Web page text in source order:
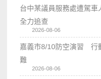
台中某議員服務處遭駕
全力追查
2026-08-06
嘉義市8/10防空演習 行
難
2026-08-06